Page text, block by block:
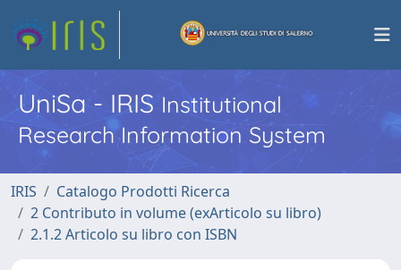
UniSa - IRISInstitutional
Research Information System
IRIS
Catalogo Prodotti Ricerca
2 Contributo in volume (exArticolo su libro)
2.1.2 Articolo su libro con ISBN